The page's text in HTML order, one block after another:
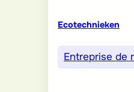
Ecotechnieken
Entreprise de